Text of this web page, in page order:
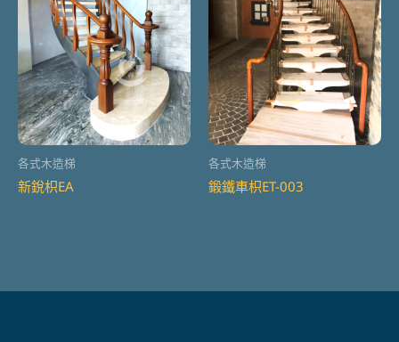
各式木造梯
新銳枳EA
各式木造梯
鍛鐵車枳ET-003